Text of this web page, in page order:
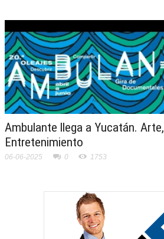
Ambulante llega a Yucatán.
Entretenimiento
06-06-2025 0 1753